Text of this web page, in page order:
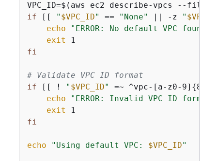
VPC_ID=$(aws ec2 describe-vpcs --
if [[ " $VPC_ID" == "None" || -z "
echo
"ERROR: No default VPC
exit
fi
# Validate VPC ID format
if [[ ! " $VPC_ID" =~ ^vpc-[a-z0-9] {
echo
"ERROR: Invalid VPC ID
exit
fi
echo "Using default VPC: $VPC_ID"